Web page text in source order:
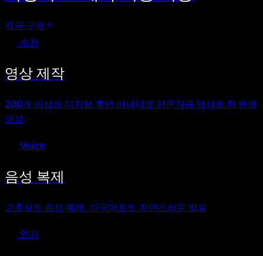
지금 구매
추천
영상 제작
200개 이상의 디지털 휴먼 아바타로 전문가급 영상을 한 번에
생성
Voice
음성 복제
고충실도 음성 복제, 다국어로도 자연스러운 발화
인기